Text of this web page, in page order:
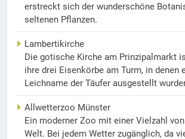
erstreckt sich der wunderschöne
seltenen Pflanzen.
Lambertikirche
Die gotische Kirche am Prinzipalmarkt
ihre drei Eisenkörbe am Turm, in denen
Leichname der Täufer ausgestellt
Allwetterzoo Münster
Ein moderner Zoo mit einer Vielzahl
Welt. Bei jedem Wetter zugänglich, da